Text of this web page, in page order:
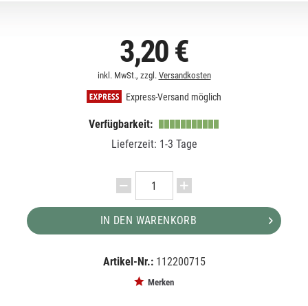
3,20 €
inkl. MwSt., zzgl. Versandkosten
Express-Versand möglich
Verfügbarkeit:
Lieferzeit: 1-3 Tage
IN DEN WARENKORB
Artikel-Nr.: 112200715
Merken